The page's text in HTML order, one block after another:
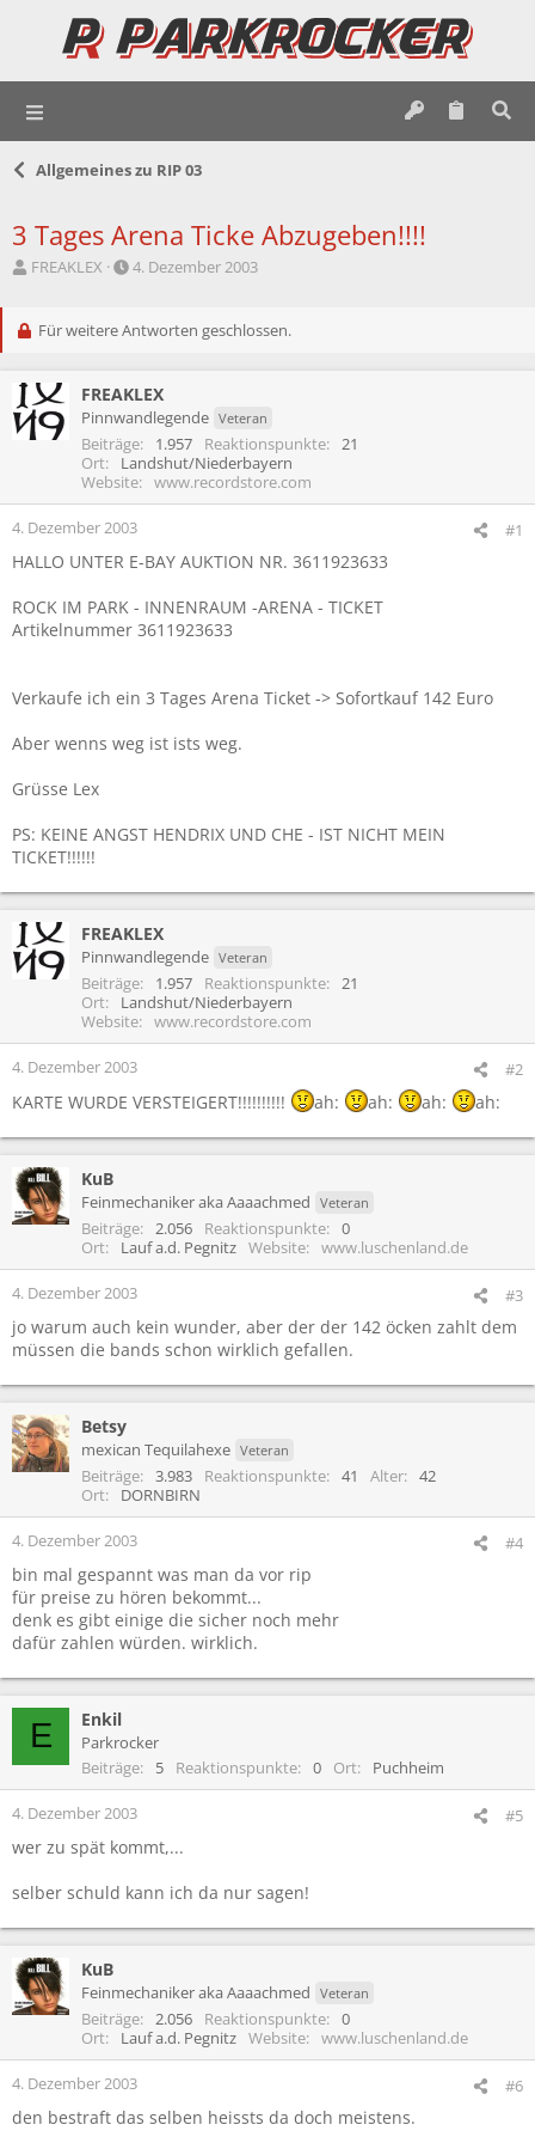
Allgemeines zu RIP 03
3 Tages Arena Ticke Abzugeben!!!!
E
t
e
r
FREAKLEX
E
t
l
t
a
m
4. Dezember 2003
Für weitere Antworten geschlossen.
FREAKLEX
Pinnwandlegende Veteran
Beiträge 1.957 Reaktionspunkte
21
Ort
Landshut/Niederbayern
Website
www.recordstore.com
4. Dezember 2003 #1
HALLO UNTER E-BAY AUKTION NR. 3611923633
ROCK IM PARK - INNENRAUM -ARENA - TICKET
Artikelnummer 3611923633
Verkaufe ich ein 3 Tages Arena Ticket -> Sofortkauf 142 Euro
Aber wenns weg ist ists weg.
Grüsse Lex
PS: KEINE ANGST HENDRIX UND CHE - IST NICHT MEIN
TICKET!!!!!!
FREAKLEX
Pinnwandlegende Veteran
Beiträge 1.957 Reaktionspunkte
21
Ort
Landshut/Niederbayern
Website
www.recordstore.com
4. Dezember 2003 #2
KARTE WURDE VERSTEIGERT!!!!!!!!!! ah: ah: ah: ah:
KuB
Feinmechaniker aka Aaaachmed Veteran
Beiträge 2.056 Reaktionspunkte
0
Ort
Lauf a.d. Pegnitz Website www.luschenland.de
4. Dezember 2003 #3
jo warum auch kein wunder, aber der der 142 öcken zahlt dem
müssen die bands schon wirklich gefallen.
Betsy
mexican Tequilahexe Veteran
Beiträge 3.983 Reaktionspunkte 41 Alter
42
Ort
DORNBIRN
4. Dezember 2003 #4
bin mal gespannt was man da vor rip
für preise zu hören bekommt...
denk es gibt einige die sicher noch mehr
dafür zahlen würden. wirklich.
E Enkil
Parkrocker
Beiträge
5 Reaktionspunkte 0 Ort Puchheim
4. Dezember 2003 #5
wer zu spät kommt,...
selber schuld kann ich da nur sagen!
KuB
Feinmechaniker aka Aaaachmed Veteran
Beiträge 2.056 Reaktionspunkte
0
Ort
Lauf a.d. Pegnitz Website www.luschenland.de
4. Dezember 2003 #6
den bestraft das selben heissts da doch meistens.